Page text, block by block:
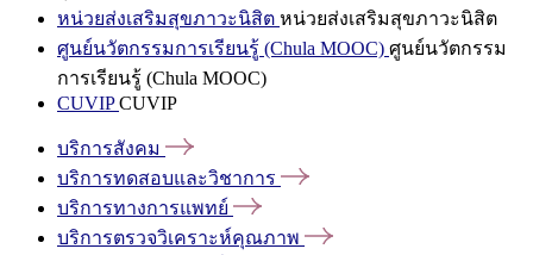
หน่วยส่งเสริมสุขภาวะนิสิต หน่วยส่งเสริมสุขภาวะนิสิต
ศูนย์นวัตกรรมการเรียนรู้ (Chula MOOC) ศูนย์นวัตกรรม
การเรียนรู้ (Chula MOOC)
CUVIPCUVIP
บริการสังคม
บริการทดสอบและวิชาการ
บริการทางการแพทย์
บริการตรวจวิเคราะห์คุณภาพ